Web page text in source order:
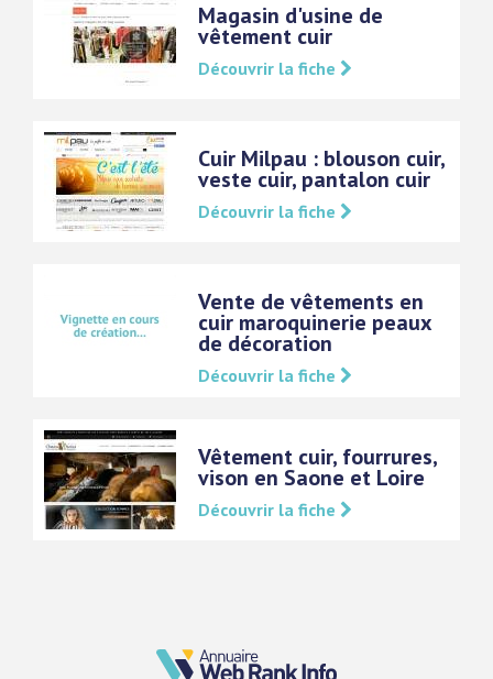
Magasin d'usine de
vêtement cuir
Découvrir la fiche
Cuir Milpau : blouson cuir,
veste cuir, pantalon cuir
Découvrir la fiche
Vente de vêtements en
cuir maroquinerie peaux
de décoration
Découvrir la fiche
Vêtement cuir, fourrures,
vison en Saone et Loire
Découvrir la fiche